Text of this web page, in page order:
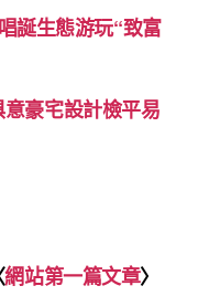
誕生態游玩“致富
豪宅設計檢平易
網站第一篇文章〉